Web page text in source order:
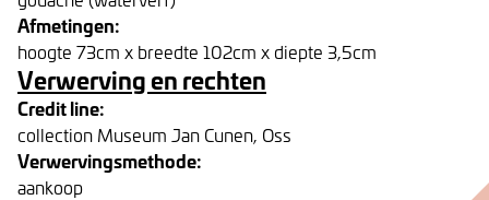
Afmetingen:
hoogte 73cm x breedte 102cm x diepte 3,5cm
Verwerving en rechten
Credit line:
collection Museum Jan Cunen, Oss
Verwervingsmethode:
aankoop